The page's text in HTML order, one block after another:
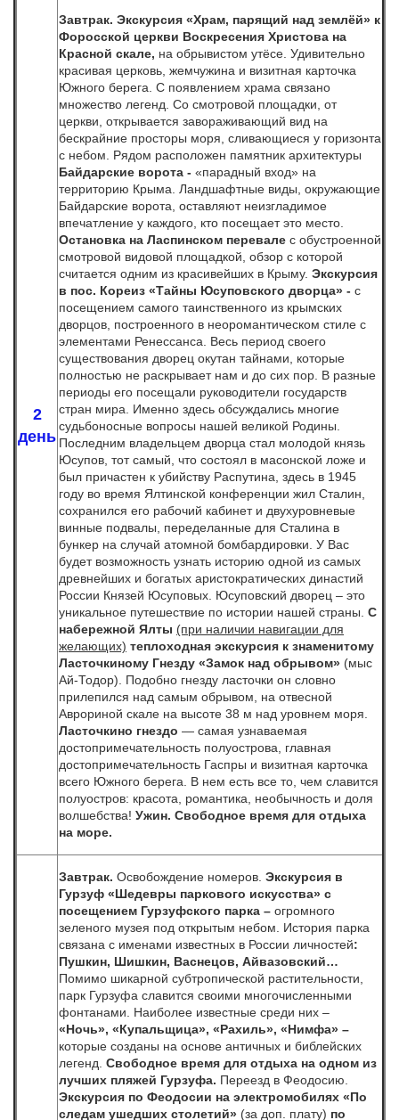
2
день
Завтрак. Экскурсия «Храм, парящий над землёй» к
Форосской церкви Воскресения Христова на
Красной скале, на обрывистом утёсе. Удивительно
красивая церковь, жемчужина и визитная карточка
Южного берега. С появлением храма связано
множество легенд. Со смотровой площадки, от
церкви, открывается завораживающий вид на
бескрайние просторы моря, сливающиеся у горизонта
с небом. Рядом расположен памятник архитектуры
Байдарские ворота - «парадный вход» на
территорию Крыма. Ландшафтные виды, окружающие
Байдарские ворота, оставляют неизгладимое
впечатление у каждого, кто посещает это место.
Остановка на Ласпинском перевале с обустроенной
смотровой видовой площадкой, обзор с которой
считается одним из красивейших в Крыму. Экскурсия
в пос. Кореиз «Тайны Юсуповского дворца» - с
посещением самого таинственного из крымских
дворцов, построенного в неоромантическом стиле с
элементами Ренессанса. Весь период своего
существования дворец окутан тайнами, которые
полностью не раскрывает нам и до сих пор. В разные
периоды его посещали руководители государств
стран мира. Именно здесь обсуждались многие
судьбоносные вопросы нашей великой Родины.
Последним владельцем дворца стал молодой князь
Юсупов, тот самый, что состоял в масонской ложе и
был причастен к убийству Распутина, здесь в 1945
году во время Ялтинской конференции жил Сталин,
сохранился его рабочий кабинет и двухуровневые
винные подвалы, переделанные для Сталина в
бункер на случай атомной бомбардировки. У Вас
будет возможность узнать историю одной из самых
древнейших и богатых аристократических династий
России Князей Юсуповых. Юсуповский дворец – это
уникальное путешествие по истории нашей страны. С
набережной Ялты (при наличии навигации для
желающих) теплоходная экскурсия к знаменитому
Ласточкиному Гнезду «Замок над обрывом» (мыс
Ай-Тодор). Подобно гнезду ласточки он словно
прилепился над самым обрывом, на отвесной
Аврориной скале на высоте 38 м над уровнем моря.
Ласточкино гнездо — самая узнаваемая
достопримечательность полуострова, главная
достопримечательность Гаспры и визитная карточка
всего Южного берега. В нем есть все то, чем славится
полуостров: красота, романтика, необычность и доля
волшебства! Ужин. Свободное время для отдыха
на море.
Завтрак. Освобождение номеров. Экскурсия в
Гурзуф «Шедевры паркового искусства» с
посещением Гурзуфского парка – огромного
зеленого музея под открытым небом.
История парка
связана с именами известных в России личностей:
Пушкин, Шишкин, Васнецов, Айвазовский…
Помимо шикарной субтропической растительности,
парк Гурзуфа славится своими многочисленными
фонтанами. Наиболее известные среди них –
«Ночь», «Купальщица», «Рахиль», «Нимфа» –
которые созданы на основе античных и библейских
легенд. Свободное время для отдыха на одном из
лучших пляжей Гурзуфа. Переезд в Феодосию.
Экскурсия по Феодосии на электромобилях «По
следам ушедших столетий» (за доп. плату) по